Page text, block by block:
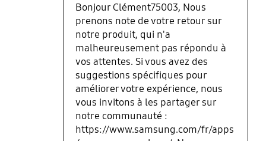
Bonjour Clément75003, Nous
prenons note de votre retour sur
notre produit, qui n'a
malheureusement pas répondu à
vos attentes. Si vous avez des
suggestions spécifiques pour
améliorer votre expérience, nous
vous invitons à les partager sur
notre communauté :
https://www.samsung.com/fr/apps